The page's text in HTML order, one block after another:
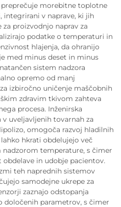
morebitne toplotne
integrirani v naprave, ki jih
proizvodnjo naprav za
podatke o temperaturi in
hlajenja, da ohranijo
med minus deset in minus
sistem nadzora
opremo od manj
izbiročno uničenje maščobnih
zdravim tkivom zahteva
procesa. Inženirska
uveljavljenih tovarnah za
omogoča razvoj hladilnih
hkrati obdelujejo več
temperature, s čimer
in udobje pacientov.
teh naprednih sistemov
samodejne ukrepe za
zaznajo odstopanja
določenih parametrov, s čimer